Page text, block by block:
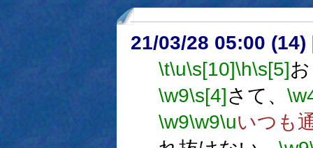
21/03/28 05:00 (14)
\t\u\s[10]\h\s[5]
\w9\s[4]さて、
\w9\w9\uいつも